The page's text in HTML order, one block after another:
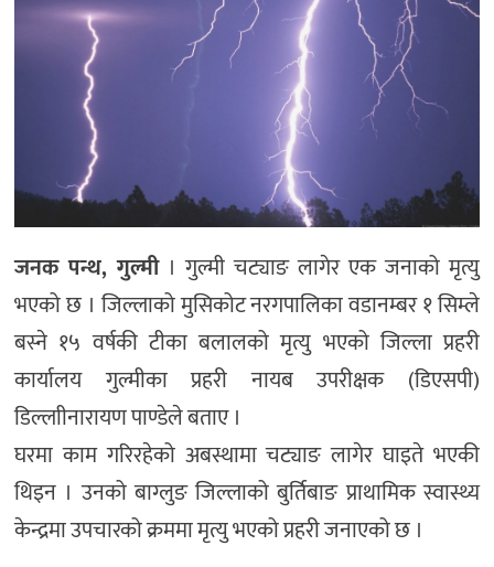
जनक पन्थ, गुल्मी। गुल्मी चट्याङ लागेर एक जनाको मृत्यु
भएको छ । जिल्लाको मुसिकोट नरगपालिका वडानम्बर १ सिम्ले
बस्ने १५ वर्षकी टीका बलालको मृत्यु भएको जिल्ला प्रहरी
कार्यालय गुल्मीका प्रहरी नायब उपरीक्षक (डिएसपी)
डिल्लाीनारायण पाण्डेले बताए ।
घरमा काम गरिरहेको अबस्थामा चट्याङ लागेर घाइते भएकी
थिइन । उनको बाग्लुङ जिल्लाको बुर्तिबाङ प्राथामिक स्वास्थ्य
केन्द्रमा उपचारको क्रममा मृत्यु भएको प्रहरी जनाएको छ ।